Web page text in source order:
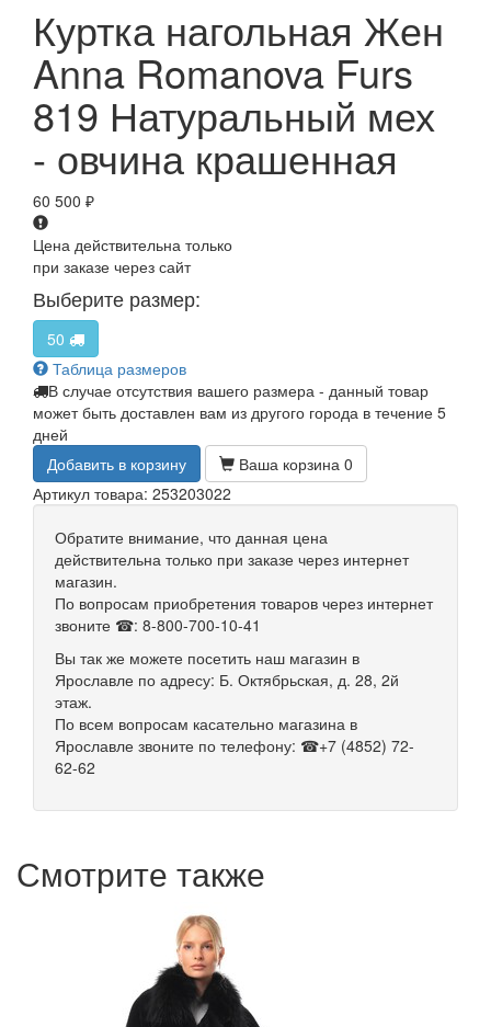
Куртка нагольная Жен
Anna Romanova Furs
819 Натуральный мех
- овчина крашенная
60 500 ₽
Цена действительна только
при заказе через сайт
Выберите размер:
50
Таблица размеров
В случае отсутствия вашего размера - данный товар
может быть доставлен вам из другого города в течение 5
дней
Добавить в корзину
Ваша корзина 0
Артикул товара: 253203022
Обратите внимание, что данная цена
действительна только при заказе через интернет
магазин.
По вопросам приобретения товаров через интернет
звоните ☎: 8-800-700-10-41
Вы так же можете посетить наш магазин в
Ярославле по адресу: Б. Октябрьская, д. 28, 2й
этаж.
По всем вопросам касательно магазина в
Ярославле звоните по телефону: ☎+7 (4852) 72-
62-62
Смотрите также